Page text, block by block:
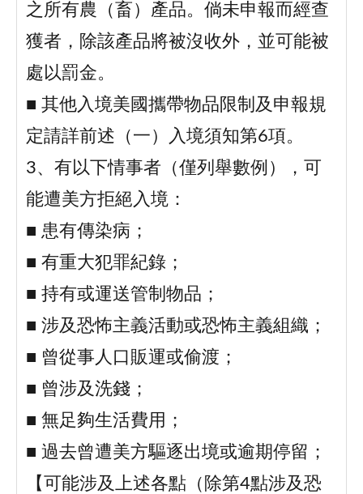
之所有農（畜）產品。倘未申報而經查
獲者，除該產品將被沒收外，並可能被
處以罰金。
■ 其他入境美國攜帶物品限制及申報規
定請詳前述（一）入境須知第6項。
3、有以下情事者（僅列舉數例），可
能遭美方拒絕入境：
■ 患有傳染病；
■ 有重大犯罪紀錄；
■ 持有或運送管制物品；
■ 涉及恐怖主義活動或恐怖主義組織；
■ 曾從事人口販運或偷渡；
■ 曾涉及洗錢；
■ 無足夠生活費用；
■ 過去曾遭美方驅逐出境或逾期停留；
【可能涉及上述各點（除第4點涉及恐